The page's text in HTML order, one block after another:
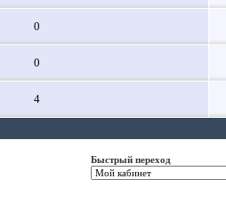
0
0
4
Быстрый переход